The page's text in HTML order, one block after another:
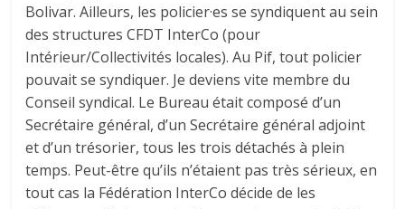
Bolivar. Ailleurs, les policier·es se syndiquent au sein
des structures CFDT InterCo (pour
Intérieur/Collectivités locales). Au Pif, tout policier
pouvait se syndiquer. Je deviens vite membre du
Conseil syndical. Le Bureau était composé d’un
Secrétaire général, d’un Secrétaire général adjoint
et d’un trésorier, tous les trois détachés à plein
temps. Peut-être qu’ils n’étaient pas très sérieux, en
tout cas la Fédération InterCo décide de les